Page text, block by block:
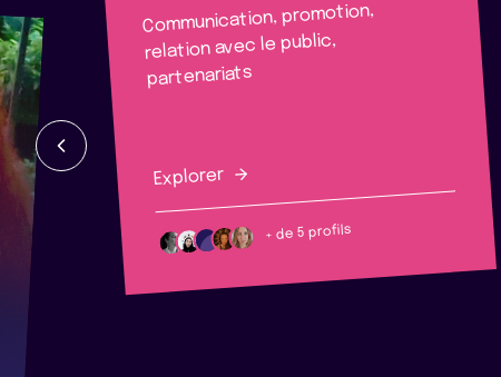
Communication, promotion,
relation avec le public,
partenariats
Explorer
+ de 5 profils